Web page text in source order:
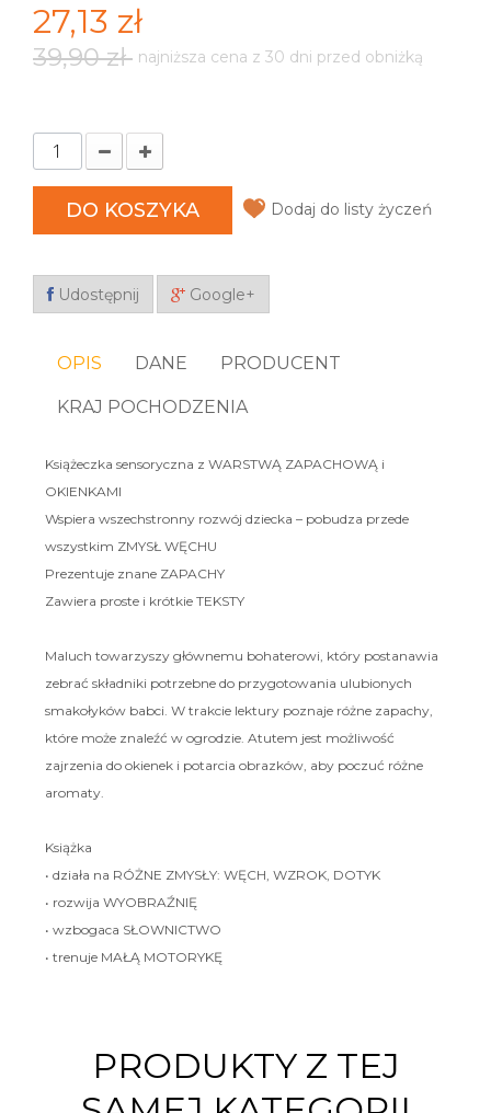
27,13 zł
39,90 zł najniższa cena z 30 dni przed obniżką
DO KOSZYKA Dodaj do listy życzeń
Udostępnij Google+
OPIS DANE PRODUCENT
KRAJ POCHODZENIA
Książeczka sensoryczna z WARSTWĄ ZAPACHOWĄ i
OKIENKAMI
Wspiera wszechstronny rozwój dziecka – pobudza przede
wszystkim ZMYSŁ WĘCHU
Prezentuje znane ZAPACHY
Zawiera proste i krótkie TEKSTY
Maluch towarzyszy głównemu bohaterowi, który postanawia
zebrać składniki potrzebne do przygotowania ulubionych
smakołyków babci. W trakcie lektury poznaje różne zapachy,
które może znaleźć w ogrodzie. Atutem jest możliwość
zajrzenia do okienek i potarcia obrazków, aby poczuć różne
aromaty.
Książka
• działa na RÓŻNE ZMYSŁY: WĘCH, WZROK, DOTYK
• rozwija WYOBRAŹNIĘ
• wzbogaca SŁOWNICTWO
• trenuje MAŁĄ MOTORYKĘ
PRODUKTY Z TEJ